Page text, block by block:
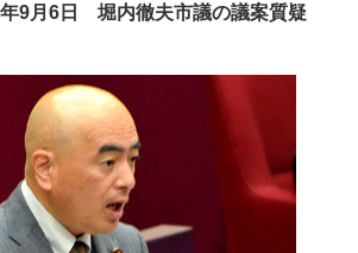
9月6日 堀内徹夫市議の議案質疑